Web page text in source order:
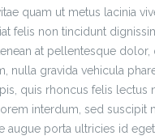
quam ut metus lacinia
felis non tincidunt
at pellentesque dolor,
nulla gravida vehicula
quis rhoncus felis lectus
interdum, sed suscipit
augue porta ultricies id